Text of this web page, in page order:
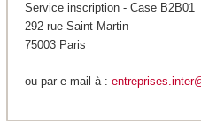
Service inscription - Case B2B01
292 rue Saint-Martin
75003 Paris
ou par e-mail à :